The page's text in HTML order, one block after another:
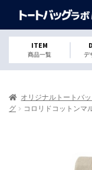
ITEM
商品一覧 デ
オリジナルトートバ
グ
コロリドコットンマ